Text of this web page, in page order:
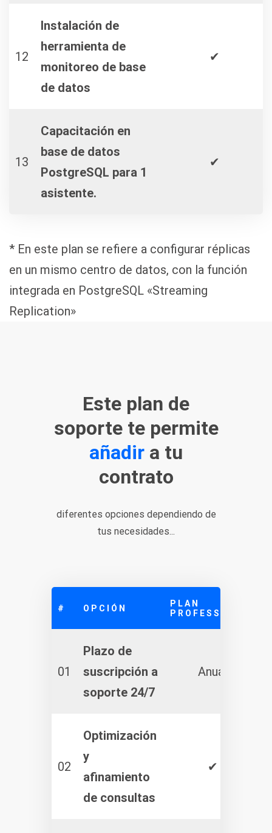
12
Instalación de
herramienta de
monitoreo de base
de datos
✔
13
Capacitación en
base de datos
PostgreSQL para 1
asistente.
✔
* En este plan se refiere a configurar réplicas
en un mismo centro de datos, con la función
integrada en PostgreSQL «Streaming
Replication»
Este plan de
soporte te permite
añadir a tu
contrato
diferentes opciones dependiendo de
tus necesidades...
# OPCIÓN
PLAN
PROFESSIONAL
01
Plazo de
suscripción a
soporte 24/7
Anual
02
Optimización
y
afinamiento
de consultas
✔